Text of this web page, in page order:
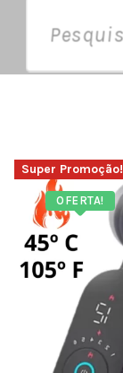
OFERTA!
Super Promoção!